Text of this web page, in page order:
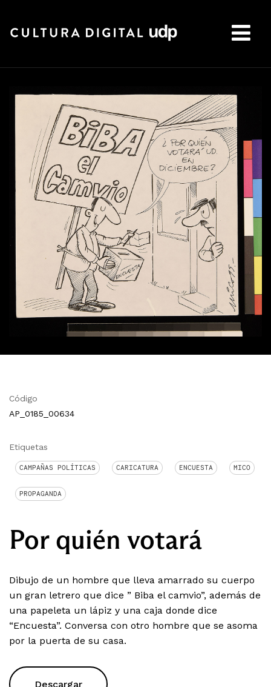
Código
AP_0185_00634
Etiquetas
CAMPAÑAS POLÍTICAS CARICATURA ENCUESTA MICO
PROPAGANDA
Por quién votará
Dibujo de un hombre que lleva amarrado su cuerpo
un gran letrero que dice ” Biba el camvio”, además de
una papeleta un lápiz y una caja donde dice
“Encuesta”. Conversa con otro hombre que se asoma
por la puerta de su casa.
Descargar